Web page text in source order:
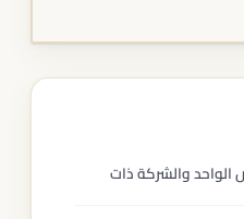
والشركة ذات